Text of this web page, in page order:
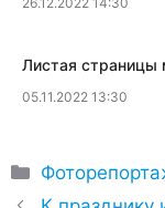
Листая страницы
05.11.2022 13:30
Рубрики